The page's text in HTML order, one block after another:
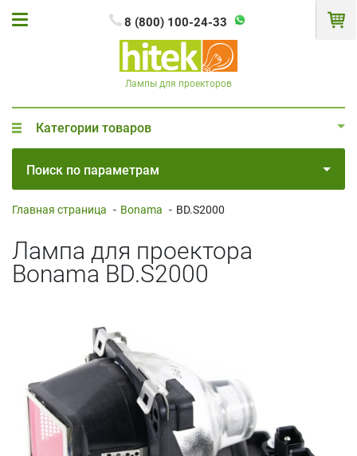
8 (800) 100-24-33
Лампы для проекторов
Категории товаров
Поиск по параметрам
Главная страница - Bonama - BD.S2000
Лампа для проектора
Bonama BD.S2000